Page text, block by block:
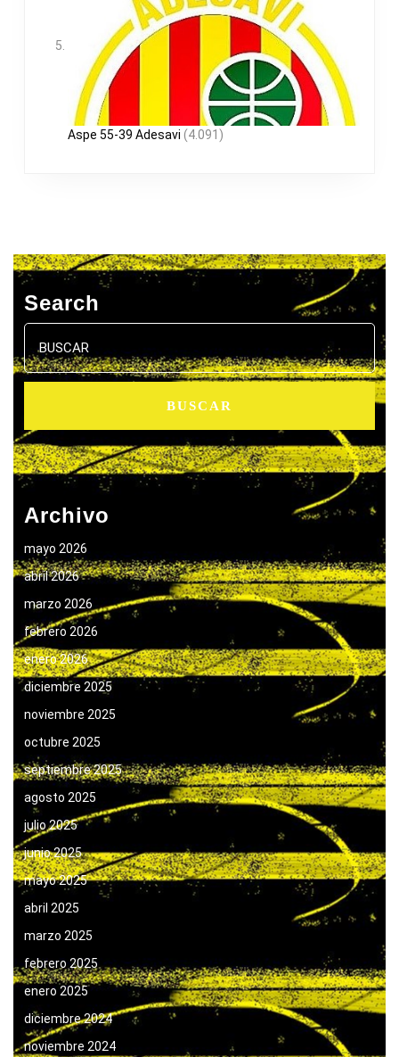
Aspe 55-39 Adesavi (4.091)
Search
Buscar:
Archivo
mayo 2026
abril 2026
marzo 2026
febrero 2026
enero 2026
diciembre 2025
noviembre 2025
octubre 2025
septiembre 2025
agosto 2025
julio 2025
junio 2025
mayo 2025
abril 2025
marzo 2025
febrero 2025
enero 2025
diciembre 2024
noviembre 2024